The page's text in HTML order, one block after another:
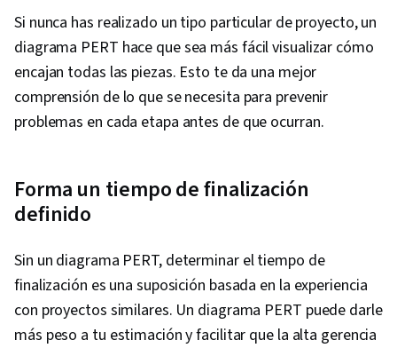
Si nunca has realizado un tipo particular de proyecto, un
diagrama PERT hace que sea más fácil visualizar cómo
encajan todas las piezas. Esto te da una mejor
comprensión de lo que se necesita para prevenir
problemas en cada etapa antes de que ocurran.
Forma un tiempo de finalización
definido
Sin un diagrama PERT, determinar el tiempo de
finalización es una suposición basada en la experiencia
con proyectos similares. Un diagrama PERT puede darle
más peso a tu estimación y facilitar que la alta gerencia